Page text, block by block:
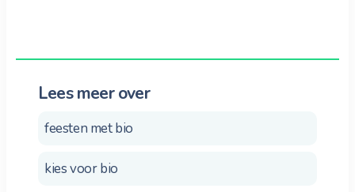
Lees meer over
feesten met bio
kies voor bio